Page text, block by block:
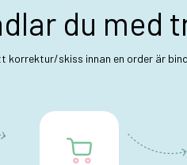
du med
korrektur/skiss innan en order är